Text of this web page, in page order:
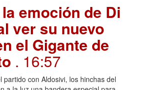
emoción de Di
ver su nuevo
el Gigante de
. 16:57
partido con Aldosivi, los hinchas del